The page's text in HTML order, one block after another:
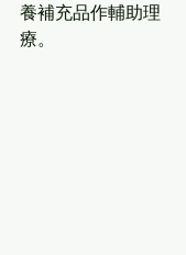
養補充品作輔助理
療。